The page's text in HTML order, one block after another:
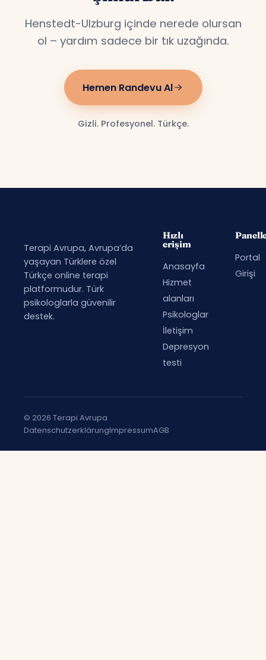
Henstedt-Ulzburg içinde nerede olursan
ol – yardım sadece bir tık uzağında.
Hemen Randevu Al
Gizli. Profesyonel. Türkçe.
Terapi Avrupa, Avrupa’da
yaşayan Türklere özel
Türkçe online terapi
platformudur. Türk
psikologlarla güvenilir
destek.
Hızlı
erişim
Anasayfa
Hizmet
alanları
Psikologlar
İletişim
Depresyon
testi
Portal
Girişi
© 2026 Terapi Avrupa
DatenschutzerklärungImpressumAGB